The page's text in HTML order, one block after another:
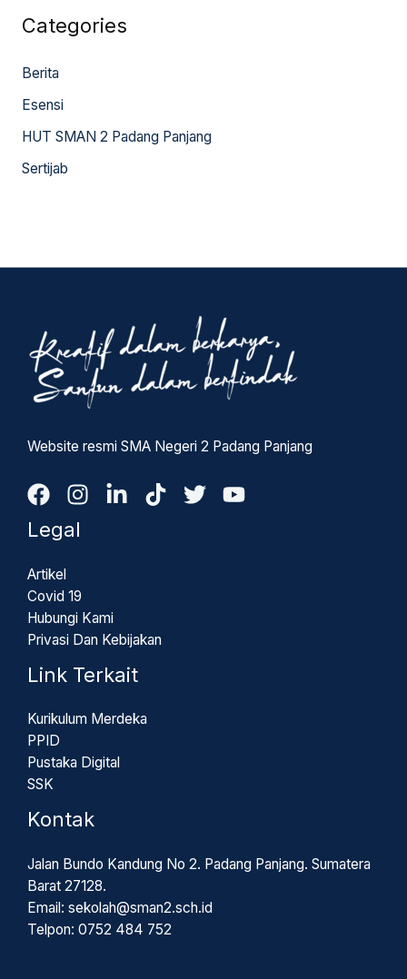
Categories
Berita
Esensi
HUT SMAN 2 Padang Panjang
Sertijab
Website resmi SMA Negeri 2 Padang Panjang
Legal
Artikel
Covid 19
Hubungi Kami
Privasi Dan Kebijakan
Link Terkait
Kurikulum Merdeka
PPID
Pustaka Digital
SSK
Kontak
Jalan Bundo Kandung No 2. Padang Panjang. Sumatera
Barat 27128.
Email: sekolah@sman2.sch.id
Telpon: 0752 484 752